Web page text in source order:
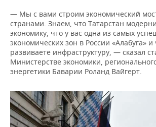
— Мы с вами строим экономический
странами. Знаем, что Татарстан
экономику, что у вас одна из самых
экономических зон в России «Алабуга»
развиваете инфраструктуру, — сказал
Министерстве экономики,
энергетики Баварии Роланд Вайгерт.